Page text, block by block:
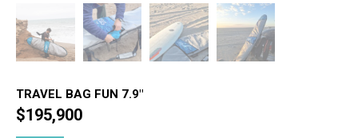
TRAVEL BAG FUN 7.9"
$195,900